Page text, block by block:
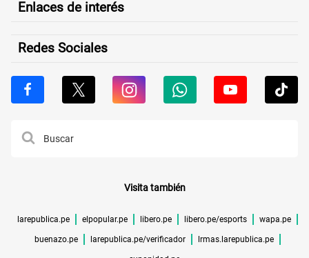
Enlaces de interés
Redes Sociales
Visita también
larepublica.pe elpopular.pe libero.pe libero.pe/esports wapa.pe
buenazo.pe larepublica.pe/verificador lrmas.larepublica.pe